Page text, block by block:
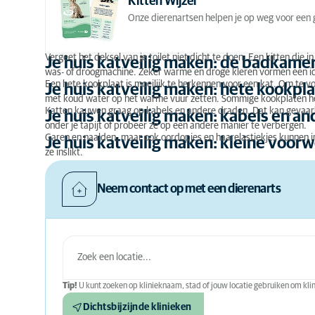
Je huis katveilig maken: hete kookplaten
Je huis katveilig maken: kleine voorwerpen
Onze dierenartsen helpen je op weg voor
Je huis katveilig maken: de
Vergeet het deksel van je toilet niet dicht te doen. Een kitten die
was- of droogmachine. Zeker warme en droge kleren vormen een
Je huis katveilig maken: hete
Een hete kookplaat is moeilijk te herkennen voor een kat. Om te
met koud water op het warme vuur zetten. Sommige kookplaten
Je huis katveilig maken: kabels en
Katten kauwen graag op kabels en andere draden. Dat kan
onder je tapijt of probeer ze op een andere manier te verbergen.
Je huis katveilig maken: kleine
Garen en naalden, maar ook oordopjes en haarelastiekjes
ze inslikt.
Neem contact op met een dierenarts
Tip! U kunt zoeken op klinieknaam, stad of jouw locatie gebruiken om
Dichtsbijzijnde klinieken